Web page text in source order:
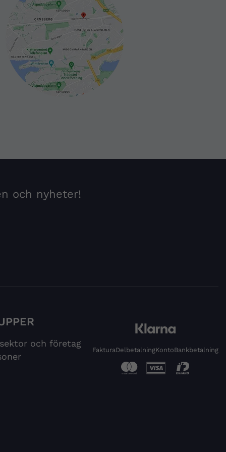
och nyheter!
och företag
FakturaDelbetalningKontoBankbetalning